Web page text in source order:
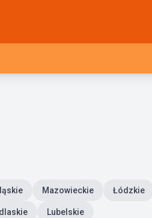
Mazowieckie Łódzkie
Lubelskie